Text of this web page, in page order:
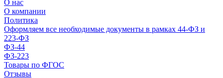
О нас
О компании
Политика
Оформляем все необходимые документы в рамках 44-ФЗ и
223-ФЗ
ФЗ-44
ФЗ-223
Товары по ФГОС
Отзывы